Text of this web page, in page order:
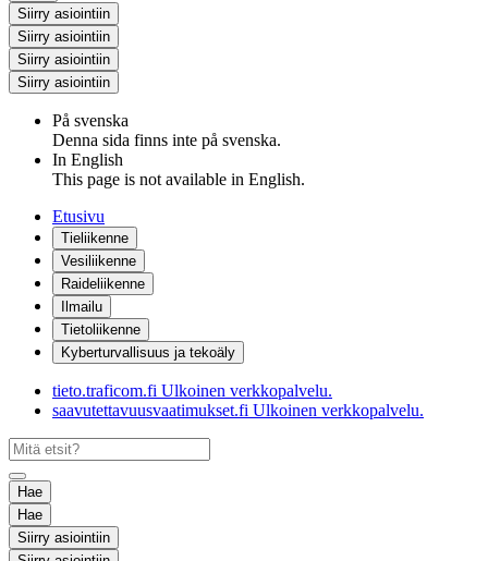
Siirry asiointiin
Siirry asiointiin
Siirry asiointiin
Siirry asiointiin
På svenska
Denna sida finns inte på svenska.
In English
This page is not available in English.
Etusivu
Tieliikenne
Vesiliikenne
Raideliikenne
Ilmailu
Tietoliikenne
Kyberturvallisuus ja tekoäly
tieto.traficom.fi Ulkoinen verkkopalvelu.
saavutettavuusvaatimukset.fi Ulkoinen verkkopalvelu.
Hae
Hae
Siirry asiointiin